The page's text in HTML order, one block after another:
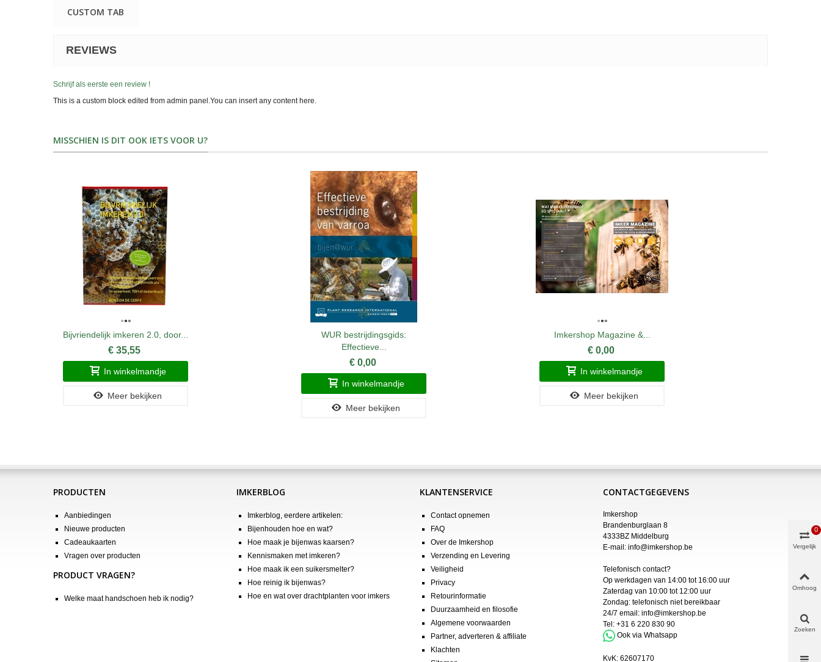
CUSTOM TAB
REVIEWS
Schrijf als eerste een review !
This is a custom block edited from admin panel.You can insert any content here.
MISSCHIEN IS DIT OOK IETS VOOR U?
Bijvriendelijk imkeren 2.0, door...
€ 35,55
In winkelmandje
Meer bekijken
WUR bestrijdingsgids:
Effectieve...
€ 0,00
In winkelmandje
Meer bekijken
Imkershop Magazine &...
€ 0,00
In winkelmandje
Meer bekijken
PRODUCTEN
Aanbiedingen
Nieuwe producten
Cadeaukaarten
Vragen over producten
PRODUCT VRAGEN?
Welke maat handschoen heb ik nodig?
IMKERBLOG
Imkerblog, eerdere artikelen:
Bijenhouden hoe en wat?
Hoe maak je bijenwas kaarsen?
Kennismaken met imkeren?
Hoe maak ik een suikersmelter?
Hoe reinig ik bijenwas?
Hoe en wat over drachtplanten voor imkers
KLANTENSERVICE
Contact opnemen
FAQ
Over de Imkershop
Verzending en Levering
Veiligheid
Privacy
Retourinformatie
Duurzaamheid en filosofie
Algemene voorwaarden
Partner, adverteren & affiliate
Klachten
CONTACTGEGEVENS
Imkershop
Brandenburglaan 8
4333BZ Middelburg
E-mail: info@imkershop.be
Telefonisch contact?
Op werkdagen van 14:00 tot 16:00 uur
Zaterdag van 10:00 tot 12:00 uur
Zondag: telefonisch niet bereikbaar
24/7 email: info@imkershop.be
Tel: +31 6 220 830 90
Ook via Whatsapp
KvK: 62607170
Vergelijk
0
Omhoog
Zoeken